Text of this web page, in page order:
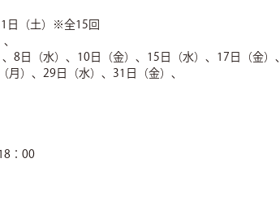
日（土）※全15回
8日（水）、10日（金）、15日（水）、17日（金）
月）、29日（水）、31日（金）、
：00